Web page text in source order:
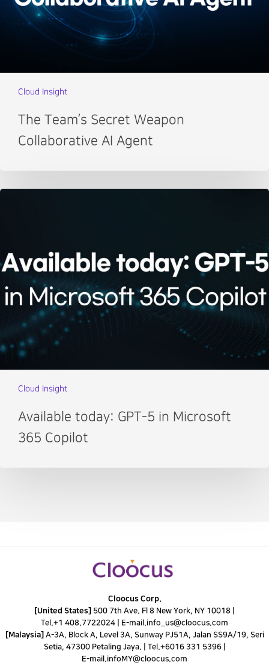
Cloud Insight
The Team’s Secret Weapon
Collaborative AI Agent
Cloud Insight
Available today: GPT-5 in Microsoft
365 Copilot
Cloocus Corp.
[United States] 500 7th Ave. Fl 8 New York, NY 10018 |
Tel.+1 408.7722024 E-mail.info_us@cloocus.com
[Malaysia] A-3A, Block A, Level 3A, Sunway PJ51A, Jalan SS9A/19, Seri
Setia, 47300 Petaling Jaya. | Tel.+6016 331 5396|
E-mail.infoMY@cloocus.com